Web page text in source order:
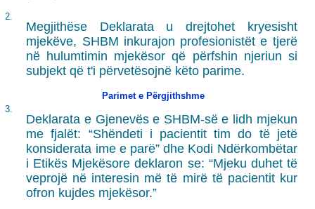
2.
Megjithëse Deklarata u drejtohet kryesisht
mjekëve, SHBM inkurajon profesionistët e tjerë
në hulumtimin mjekësor që përfshin njeriun si
subjekt që t'i përvetësojnë këto parime.
Parimet e Përgjithshme
3.
Deklarata e Gjenevës e SHBM-së e lidh mjekun
me fjalët: “Shëndeti i pacientit tim do të jetë
konsiderata ime e parë” dhe Kodi Ndërkombëtar
i Etikës Mjekësore deklaron se: “Mjeku duhet të
veprojë në interesin më të mirë të pacientit kur
ofron kujdes mjekësor.”